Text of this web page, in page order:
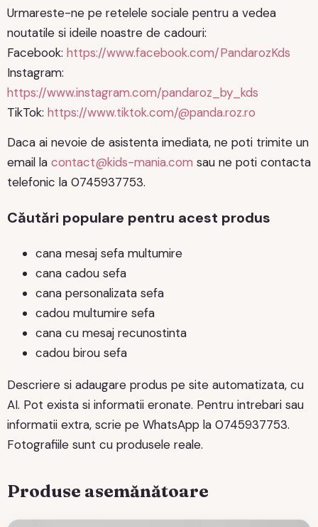
Urmareste-ne pe retelele sociale pentru a vedea
noutatile si ideile noastre de cadouri:
Facebook: https://www.facebook.com/PandarozKds
Instagram:
https://www.instagram.com/pandaroz_by_kds
TikTok: https://www.tiktok.com/@panda.roz.ro
Daca ai nevoie de asistenta imediata, ne poti trimite un
email la contact@kids-mania.com sau ne poti contacta
telefonic la 0745937753.
Căutări populare pentru acest produs
cana mesaj sefa multumire
cana cadou sefa
cana personalizata sefa
cadou multumire sefa
cana cu mesaj recunostinta
cadou birou sefa
Descriere si adaugare produs pe site automatizata, cu
AI. Pot exista si informatii eronate. Pentru intrebari sau
informatii extra, scrie pe WhatsApp la 0745937753.
Fotografiile sunt cu produsele reale.
Produse asemănătoare